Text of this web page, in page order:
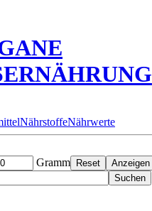
NährstoffeNährwerte
Gramm